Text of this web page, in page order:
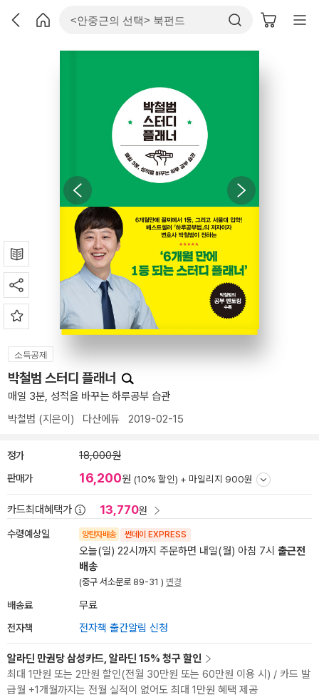
소득공제
박철범 스터디 플래너
매일 3분, 성적을 바꾸는 하루공부 습관
박철범 (지은이) 다산에듀 2019-02-15
정가 18,000원
판매가 16,200원 (10% 할인) + 마일리지 900원
카드최대혜택가 13,770원
수령예상일 양탄자배송 썬데이 EXPRESS
오늘(일) 22시까지 주문하면 내일(월) 아침 7시 출근전
배송
(중구 서소문로 89-31 ) 변경
배송료 무료
전자책 전자책 출간알림 신청
알라딘 만권당 삼성카드, 알라딘 15% 청구 할인
최대 1만원 또는 2만원 할인(전월 30만원 또는 60만원 이용 시) / 카드 발
급월 +1개월까지는 전월 실적이 없어도 최대 1만원 혜택 제공